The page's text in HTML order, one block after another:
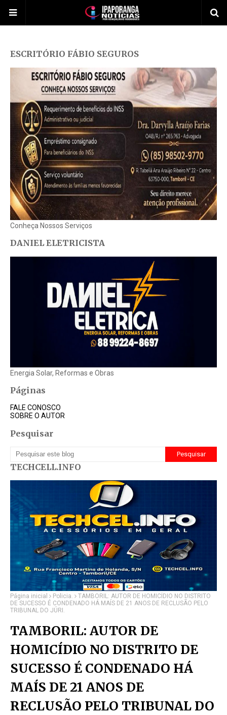
ESCRITÓRIO FÁBIO SEGUROS
Conheça Nossos Serviços
DANIEL ELETRICISTA
Energia Solar, Reformas e Obras
Páginas
FALE CONOSCO
SOBRE O AUTOR
Pesquisar
TECHCELL.INFO
Página inicial Policia.
TAMBORIL: AUTOR DE HOMICÍDIO NO DISTRITO
DE SUCESSO É CONDENADO HÁ MAÍS DE 21 ANOS DE RECLUSÃO PELO
TRIBUNAL DO JÚRI.
TAMBORIL: AUTOR DE
HOMICÍDIO NO DISTRITO DE
SUCESSO É CONDENADO HÁ
MAÍS DE 21 ANOS DE
RECLUSÃO PELO TRIBUNAL DO